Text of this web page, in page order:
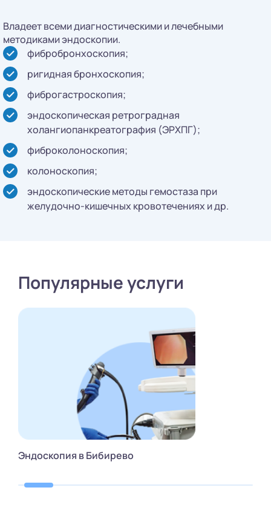
Владеет всеми диагностическими и лечебными
методиками эндоскопии.
фибробронхоскопия;
ригидная бронхоскопия;
фиброгастроскопия;
эндоскопическая ретроградная
холангиопанкреатография (ЭРХПГ);
фиброколоноскопия;
колоноскопия;
эндоскопические методы гемостаза при
желудочно-кишечных кровотечениях и др.
Популярные услуги
Эндоскопия в Бибирево